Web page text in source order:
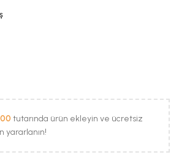
tutarında ürün ekleyin ve ücretsiz
yararlanın!